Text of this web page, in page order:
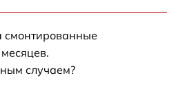
смонтированные
случаем?